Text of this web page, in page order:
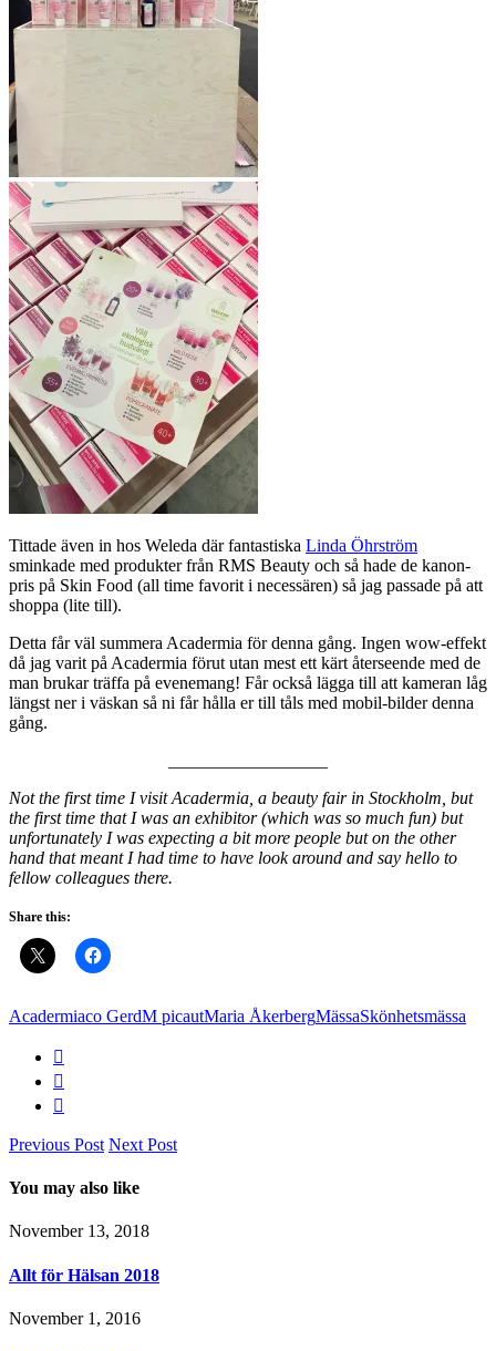
Tittade även in hos Weleda där fantastiska Linda Öhrström
sminkade med produkter från RMS Beauty och så hade de kanon-
pris på Skin Food (all time favorit i necessären) så jag passade på att
shoppa (lite till).
Detta får väl summera Acadermia för denna gång. Ingen wow-effekt
då jag varit på Acadermia förut utan mest ett kärt återseende med de
man brukar träffa på evenemang! Får också lägga till att kameran låg
längst ner i väskan så ni får hålla er till tåls med mobil-bilder denna
gång.
Not the first time I visit Acadermia, a beauty fair in Stockholm, but
the first time that I was an exhibitor (which was so much fun) but
unfortunately I was expecting a bit more people but on the other
hand that meant I had time to have look around and say hello to
fellow colleagues there.
Share this:
Acadermiaco GerdM picautMaria ÅkerbergMässaSkönhetsmässa
Previous Post Next Post
You may also like
November 13, 2018
Allt för Hälsan 2018
November 1, 2016